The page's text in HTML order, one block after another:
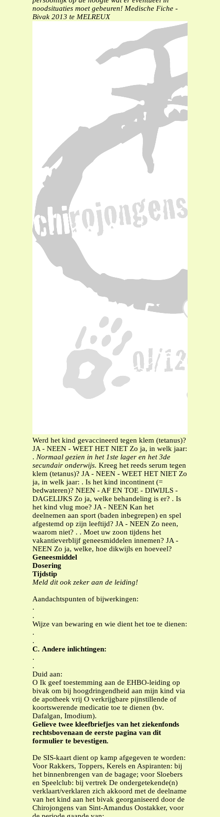
noodsituaties moet gebeuren! Medische Fiche -
Bivak 2013 te MELREUX
Werd het kind gevaccineerd tegen klem (tetanus)?
JA - NEEN - WEET HET NIET Zo ja, in welk jaar:
. Normaal gezien in het 1ste lager en het 3de
secundair onderwijs. Kreeg het reeds serum tegen
klem (tetanus)? JA - NEEN - WEET HET NIET Zo
ja, in welk jaar: . Is het kind incontinent (=
bedwateren)? NEEN - AF EN TOE - DIWIJLS -
DAGELIJKS Zo ja, welke behandeling is er? . Is
het kind vlug moe? JA - NEEN Kan het
deelnemen aan sport (baden inbegrepen) en spel
afgestemd op zijn leeftijd? JA - NEEN Zo neen,
waarom niet? . . Moet uw zoon tijdens het
vakantieverblijf geneesmiddelen innemen? JA -
NEEN Zo ja, welke, hoe dikwijls en hoeveel?
Geneesmiddel
Dosering
Tijdstip
Meld dit ook zeker aan de leiding!
Aandachtspunten of bijwerkingen:
.
.
Wijze van bewaring en wie dient het toe te dienen:
.
.
C. Andere inlichtingen:
.
.
Duid aan:
O Ik geef toestemming aan de EHBO-leiding op
bivak om bij hoogdringendheid aan mijn kind via
de apotheek vrij O verkrijgbare pijnstillende of
koortswerende medicatie toe te dienen (bv.
Dafalgan, Imodium).
Gelieve twee kleefbriefjes van het ziekenfonds
rechtsbovenaan de eerste pagina van dit
formulier te bevestigen.
De SIS-kaart dient op kamp afgegeven te worden:
Voor Rakkers, Toppers, Kerels en Aspiranten: bij
het binnenbrengen van de bagage; voor Sloebers
en Speelclub: bij vertrek De ondergetekende(n)
verklaart/verklaren zich akkoord met de deelname
van het kind aan het bivak georganiseerd door de
Chirojongens van Sint-Amandus Oostakker, voor